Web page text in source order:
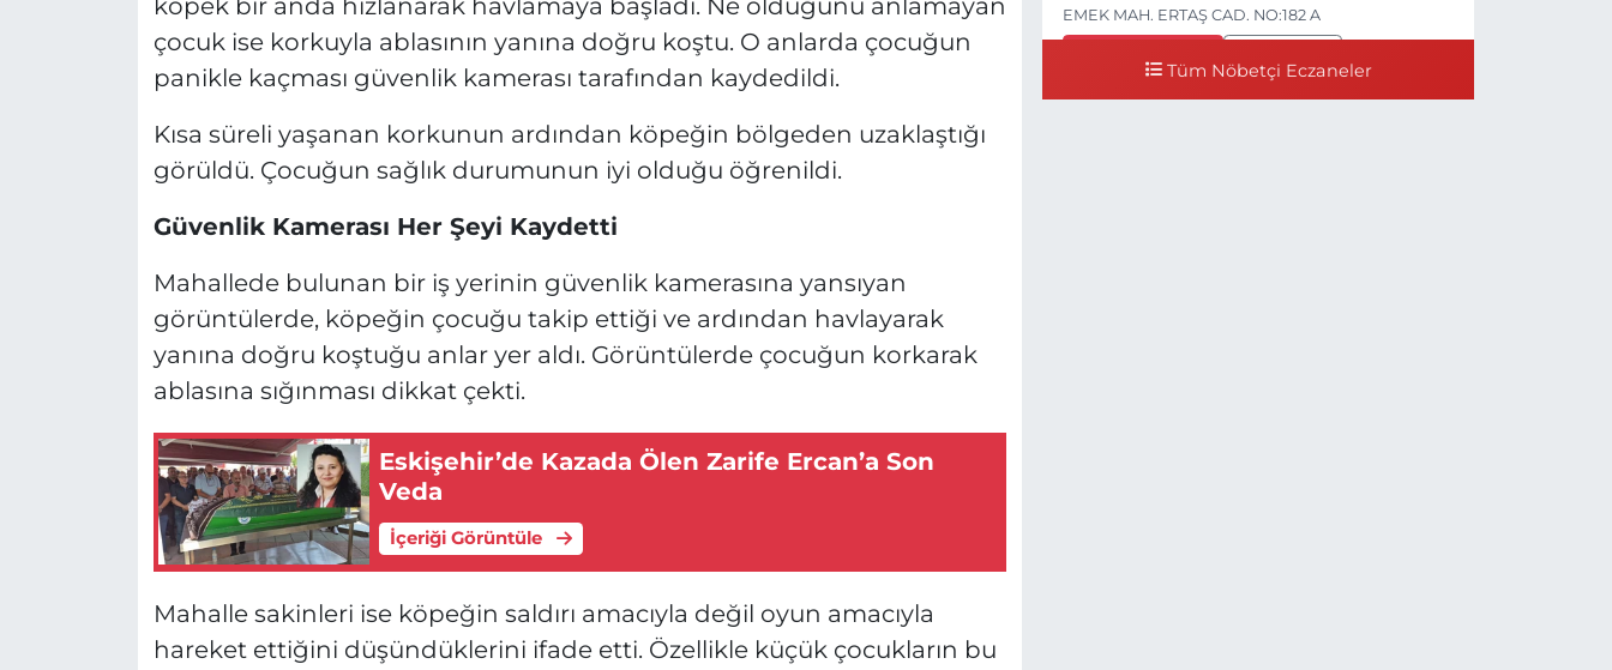
çocuk ise korkuyla ablasının yanına doğru koştu. O anlarda çocuğun
panikle kaçması güvenlik kamerası tarafından kaydedildi.
Kısa süreli yaşanan korkunun ardından köpeğin bölgeden uzaklaştığı
görüldü. Çocuğun sağlık durumunun iyi olduğu öğrenildi.
Güvenlik Kamerası Her Şeyi Kaydetti
Mahallede bulunan bir iş yerinin güvenlik kamerasına yansıyan
görüntülerde, köpeğin çocuğu takip ettiği ve ardından havlayarak
yanına doğru koştuğu anlar yer aldı. Görüntülerde çocuğun korkarak
ablasına sığınması dikkat çekti.
Eskişehir’de Kazada Ölen Zarife Ercan’a Son
Veda
İçeriği Görüntüle
Mahalle sakinleri ise köpeğin saldırı amacıyla değil oyun amacıyla
hareket ettiğini düşündüklerini ifade etti. Özellikle küçük çocukların bu
EMEK MAH. ERTAŞ CAD. NO:182 A
Tüm Nöbetçi Eczaneler